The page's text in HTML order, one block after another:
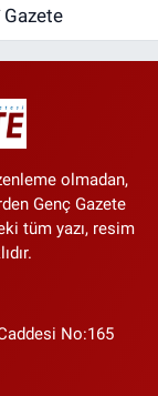
Gazete
olmadan,
Genç Gazete
tüm yazı, resim
No:165